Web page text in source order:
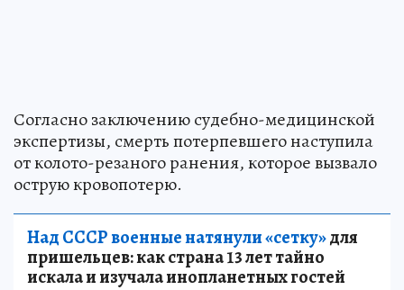
Согласно заключению судебно-медицинской
экспертизы, смерть потерпевшего наступила
от колото-резаного ранения, которое вызвало
острую кровопотерю.
Над СССР военные натянули «сетку»для
пришельцев: как страна 13 лет тайно
искала и изучала инопланетных гостей